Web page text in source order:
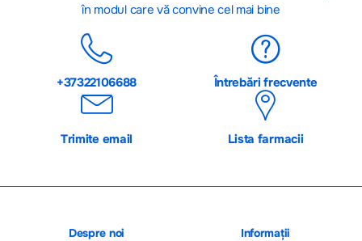
în modul care vă convine cel mai bine
+37322106688 Întrebări frecvente
Trimite email Lista farmacii
Despre noi Informații